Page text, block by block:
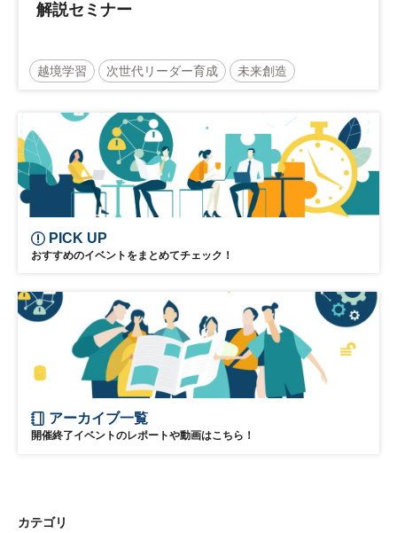
解説セミナー
越境学習 次世代リーダー育成 未来創造
リーダーシップ 新規事業
PICK UP
おすすめのイベントをまとめてチェック！
アーカイブ一覧
開催終了イベントのレポートや動画はこちら！
カテゴリ